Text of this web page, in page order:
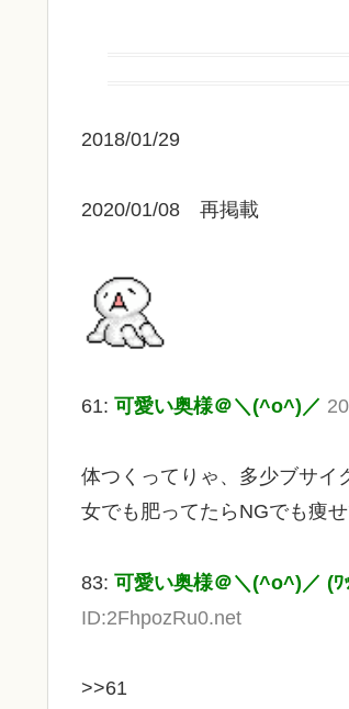
2018/01/29
2020/01/08 再掲載
61: 可愛い奥様＠＼(^o^)／
体つくってりゃ、多少ブサイ
女でも肥ってたらNGでも痩
83: 可愛い奥様＠＼(^o^)／ (ﾜ
ID:2FhpozRu0.net
>>61